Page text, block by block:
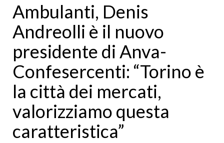
Ambulanti, Denis
Andreolli è il nuovo
presidente di Anva-
Confesercenti: “Torino è
la città dei mercati,
valorizziamo questa
caratteristica”